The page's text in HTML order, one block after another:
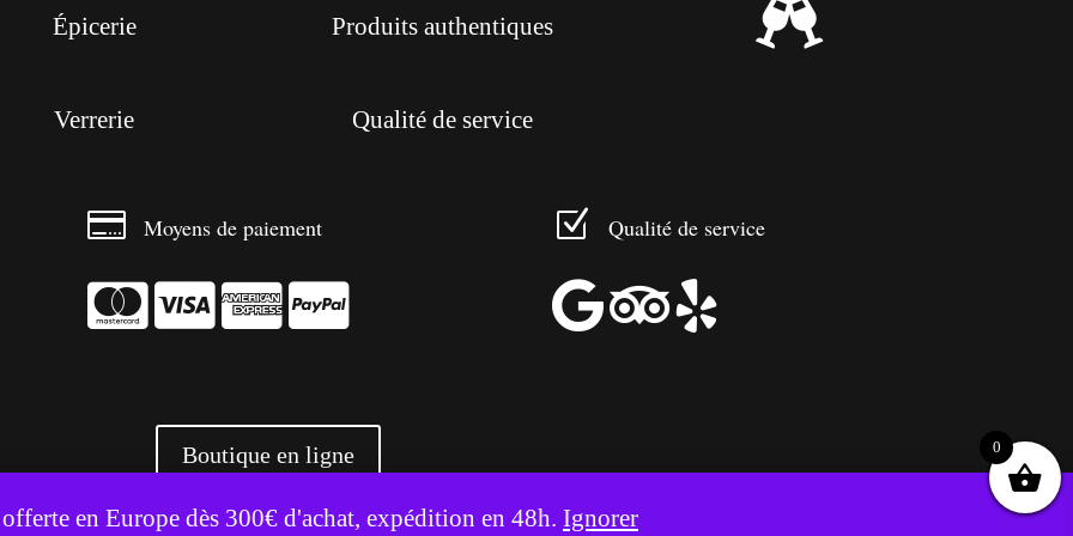
en Europe dès 300€ d'achat, expédition en 48h. Ignorer
Épicerie
Verrerie
Produits authentiques
Qualité de service

 Moyens de paiement
  
Z Qualité de service

Boutique en ligne
+ 3500 références livrées partout en Europe
utilise des cookies pour améliorer votre expérience. Accepter Refuser
0